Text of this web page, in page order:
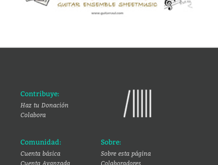
Contribuye:
Haz tu Donación
Colabora
Comunidad:
Cuenta básica
Cuenta Avanzada
Sobre:
Sobre esta página
Colaboradores